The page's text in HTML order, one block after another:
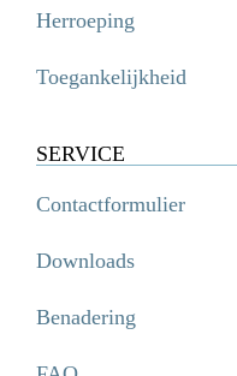
Herroeping
Toegankelijkheid
SERVICE
Contactformulier
Downloads
Benadering